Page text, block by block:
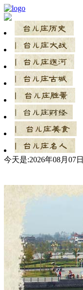
今天是:2026年08月